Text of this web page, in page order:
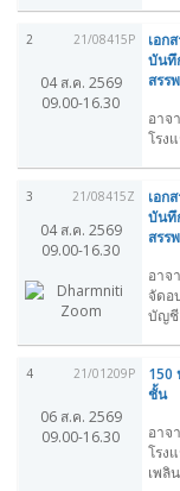
2 21/08415P
04 ส.ค. 2569
09.00-16.30
เอก
บันทึ
สรร
อาจ
โรง
3 21/08415Z
04 ส.ค. 2569
09.00-16.30
เอก
บันทึ
สรร
อาจ
จัดอ
บัญชี
4 21/01209P
06 ส.ค. 2569
09.00-16.30
150
ชั้น
อาจ
โรง
เพลิ